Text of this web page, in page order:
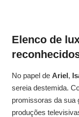
Elenco de
No papel de Ariel,
sereia destemida.
promissoras da sua
produções